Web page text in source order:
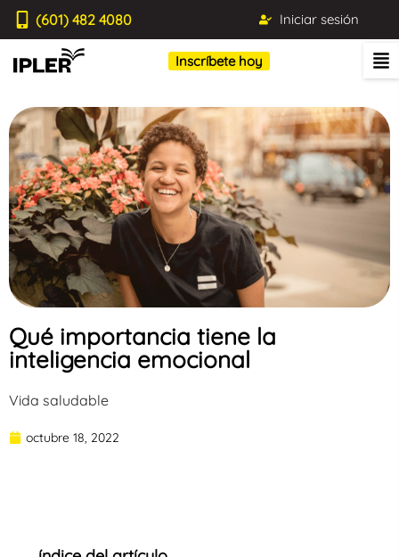
(601) 482 4080 Iniciar sesión
Inscríbete hoy
Qué importancia tiene la
inteligencia emocional
Vida saludable
octubre 18, 2022